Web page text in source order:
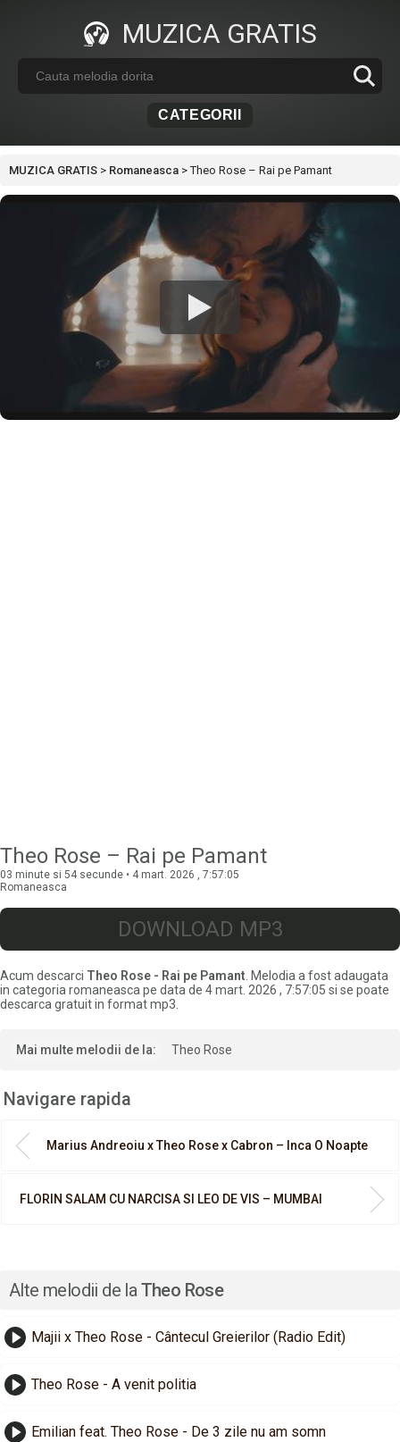
MUZICA GRATIS
CATEGORII
MUZICA GRATIS > Romaneasca >Theo Rose – Rai pe Pamant
Theo Rose – Rai pe Pamant
03 minute si 54 secunde • 4 mart. 2026 , 7:57:05
Romaneasca
DOWNLOAD MP3
Acum descarci Theo Rose - Rai pe Pamant . Melodia a fost adaugata
in categoria romaneasca pe data de 4 mart. 2026 , 7:57:05 si se poate
descarca gratuit in format mp3.
Mai multe melodii de la: Theo Rose
Navigare rapida
Marius Andreoiu x Theo Rose x Cabron – Inca O Noapte
FLORIN SALAM CU NARCISA SI LEO DE VIS – MUMBAI
Alte melodii de laTheo Rose
Majii x Theo Rose - Cântecul Greierilor (Radio Edit)
Theo Rose - A venit politia
Emilian feat. Theo Rose - De 3 zile nu am somn